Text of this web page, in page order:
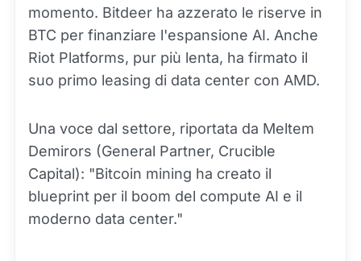
momento. Bitdeer ha azzerato le riserve in
BTC per finanziare l'espansione AI. Anche
Riot Platforms, pur più lenta, ha firmato il
suo primo leasing di data center con AMD.
Una voce dal settore, riportata da Meltem
Demirors (General Partner, Crucible
Capital): "Bitcoin mining ha creato il
blueprint per il boom del compute AI e il
moderno data center."